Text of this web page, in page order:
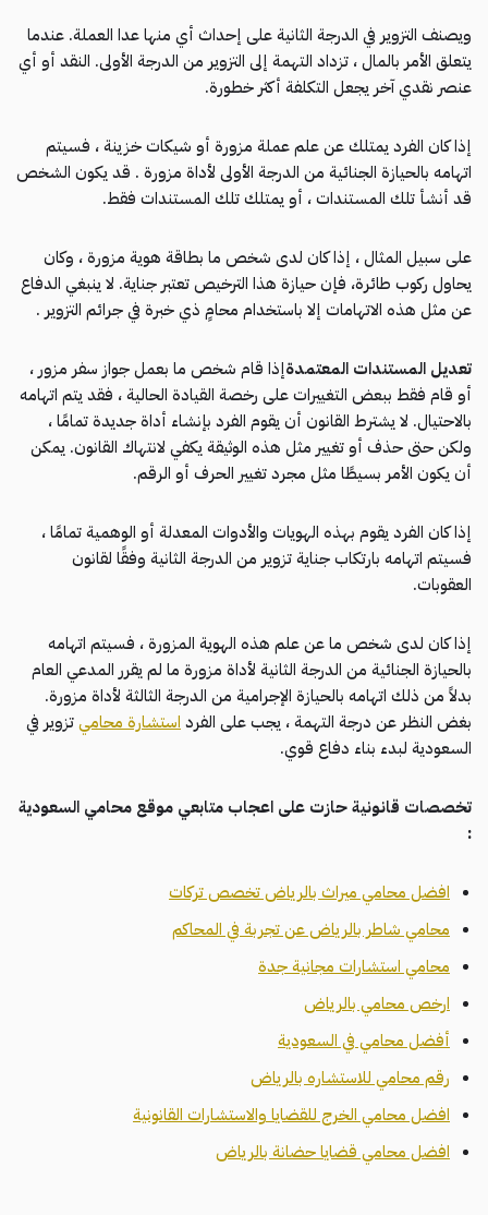
ويصنف التزوير في الدرجة الثانية على إحداث أي منها عدا العملة. عندما
يتعلق الأمر بالمال ، تزداد التهمة إلى التزوير من الدرجة الأولى. النقد أو أي
عنصر نقدي آخر يجعل التكلفة أكثر خطورة.
إذا كان الفرد يمتلك عن علم عملة مزورة أو شيكات خزينة ، فسيتم
اتهامه بالحيازة الجنائية من الدرجة الأولى لأداة مزورة . قد يكون الشخص
قد أنشأ تلك المستندات ، أو يمتلك تلك المستندات فقط.
على سبيل المثال ، إذا كان لدى شخص ما بطاقة هوية مزورة ، وكان
يحاول ركوب طائرة، فإن حيازة هذا الترخيص تعتبر جناية. لا ينبغي الدفاع
عن مثل هذه الاتهامات إلا باستخدام محامٍ ذي خبرة في جرائم التزوير .
تعديل المستندات المعتمدةإذا قام شخص ما بعمل جواز سفر مزور ،
أو قام فقط ببعض التغييرات على رخصة القيادة الحالية ، فقد يتم اتهامه
بالاحتيال. لا يشترط القانون أن يقوم الفرد بإنشاء أداة جديدة تمامًا ،
ولكن حتى حذف أو تغيير مثل هذه الوثيقة يكفي لانتهاك القانون. يمكن
أن يكون الأمر بسيطًا مثل مجرد تغيير الحرف أو الرقم.
إذا كان الفرد يقوم بهذه الهويات والأدوات المعدلة أو الوهمية تمامًا ،
فسيتم اتهامه بارتكاب جناية تزوير من الدرجة الثانية وفقًا لقانون
العقوبات.
إذا كان لدى شخص ما عن علم هذه الهوية المزورة ، فسيتم اتهامه
بالحيازة الجنائية من الدرجة الثانية لأداة مزورة ما لم يقرر المدعي العام
بدلاً من ذلك اتهامه بالحيازة الإجرامية من الدرجة الثالثة لأداة مزورة.
بغض النظر عن درجة التهمة ، يجب على الفرد استشارة محاميتزوير في
السعودية لبدء بناء دفاع قوي.
تخصصات قانونية حازت على اعجاب متابعي موقع محامي السعودية
:
افضل محامي ميراث بالرياض تخصص تركات
محامي شاطر بالرياض عن تجربة في المحاكم
محامي استشارات مجانية جدة
ارخص محامي بالرياض
أفضل محامي في السعودية
رقم محامي للاستشاره بالرياض
افضل محامي الخرج للقضايا والاستشارات القانونية
افضل محامي قضايا حضانة بالرياض